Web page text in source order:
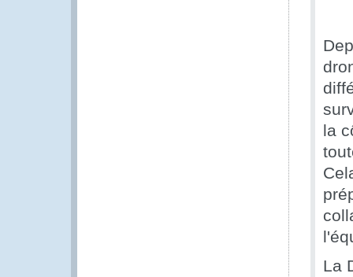
la
La